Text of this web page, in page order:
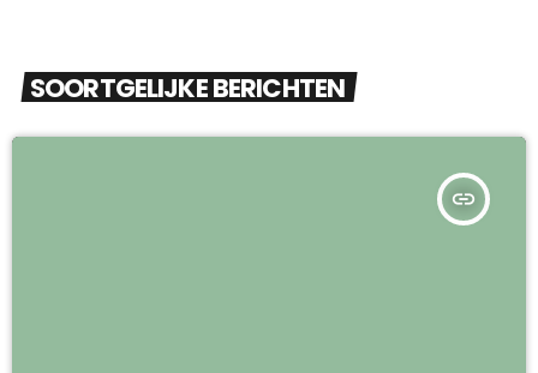
SOORTGELIJKE BERICHTEN
insert_link